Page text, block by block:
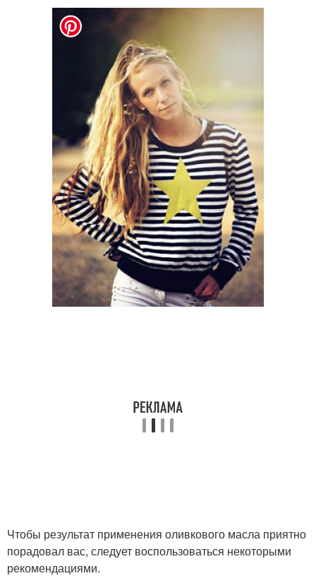
Чтобы результат применения оливкового масла приятно
порадовал вас, следует воспользоваться некоторыми
рекомендациями.